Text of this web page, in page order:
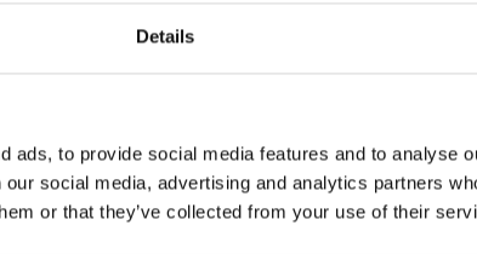
Details
ads, to provide social media features and to analyse
social media, advertising and analytics partners
or that they’ve collected from your use of their
Weiterlesen